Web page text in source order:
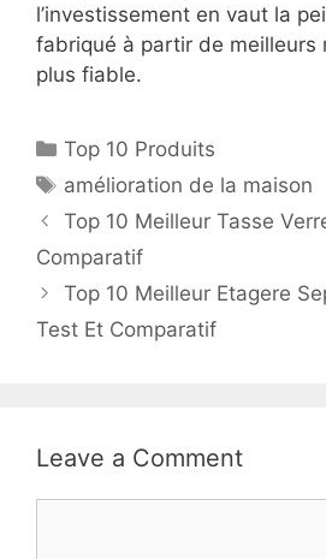
l’investissement en vaut la
fabriqué à partir de meilleurs
plus fiable.
Top 10 Produits
amélioration de la maison
Top 10 Meilleur Tasse
Comparatif
Top 10 Meilleur Etagere
Test Et Comparatif
Leave a Comment